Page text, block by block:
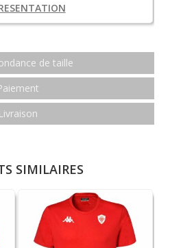
de taille
Livraison
SIMILAIRES